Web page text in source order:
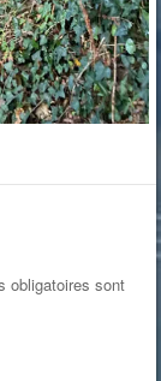
obligatoires sont